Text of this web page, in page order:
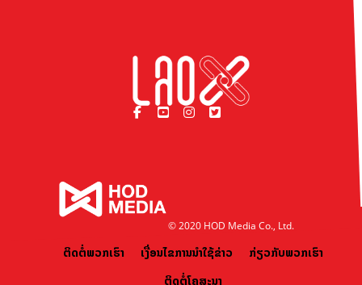
© 2020 HOD Media Co., Ltd.
ຕິດຕໍ່ພວກເຮົາ ເງື່ອນໄຂການນຳໃຊ້ຂ່າວ
ກ່ຽວກັບພວກເຮົາ
ຕິດຕໍ່ໂຄສະນາ